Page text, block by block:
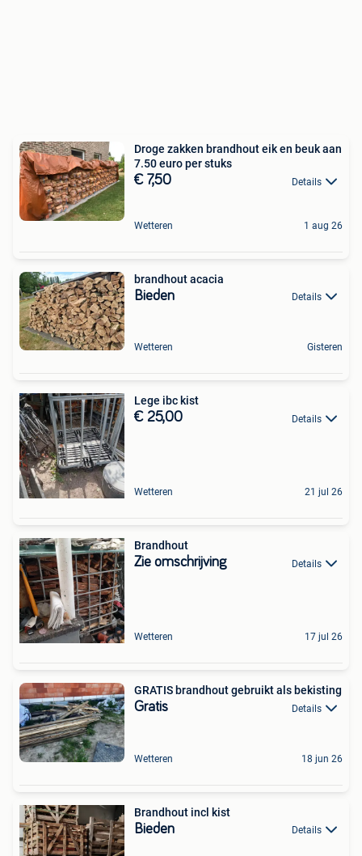
Droge zakken brandhout eik en beuk aan
7.50 euro per stuks
€ 7,50 Details
Wetteren 1 aug 26
brandhout acacia
Bieden Details
Wetteren Gisteren
Lege ibc kist
€ 25,00 Details
Wetteren 21 jul 26
Brandhout
Zie omschrijving Details
Wetteren 17 jul 26
GRATIS brandhout gebruikt als bekisting
Gratis Details
Wetteren 18 jun 26
Brandhout incl kist
Bieden Details